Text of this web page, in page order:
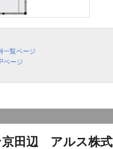
一覧ページ
ページ
京田辺 アルス株式